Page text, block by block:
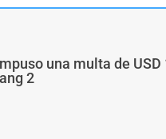
una multa de USD
2